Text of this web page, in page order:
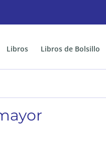
Libros Libros de Bolsillo